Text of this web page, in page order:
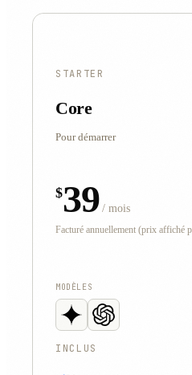
STARTER
Core
Pour démarrer
$39 / mois
Facturé annuellement (prix affiché
MODÈLES
INCLUS